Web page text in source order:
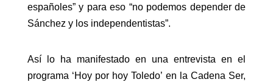
españoles” y para eso “no podemos depender de
Sánchez y los independentistas”.
Así lo ha manifestado en una entrevista en el
programa ‘Hoy por hoy Toledo’ en la Cadena Ser,